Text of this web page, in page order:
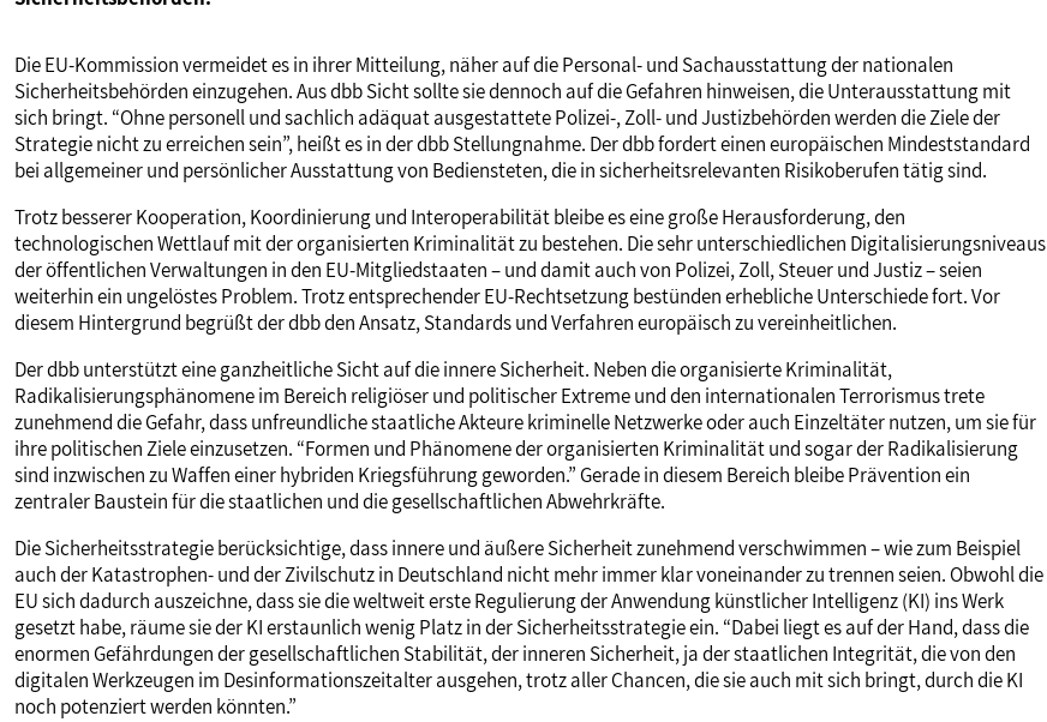
Die EU-Kommission vermeidet es in ihrer Mitteilung, näher auf die Personal- und Sachausstattung der nationalen
Sicherheitsbehörden einzugehen. Aus dbb Sicht sollte sie dennoch auf die Gefahren hinweisen, die Unterausstattung mit
sich bringt. “Ohne personell und sachlich adäquat ausgestattete Polizei-, Zoll- und Justizbehörden werden die Ziele der
Strategie nicht zu erreichen sein”, heißt es in der dbb Stellungnahme. Der dbb fordert einen europäischen Mindeststandard
bei allgemeiner und persönlicher Ausstattung von Bediensteten, die in sicherheitsrelevanten Risikoberufen tätig sind.
Trotz besserer Kooperation, Koordinierung und Interoperabilität bleibe es eine große Herausforderung, den
technologischen Wettlauf mit der organisierten Kriminalität zu bestehen. Die sehr unterschiedlichen Digitalisierungsniveaus
der öffentlichen Verwaltungen in den EU-Mitgliedstaaten – und damit auch von Polizei, Zoll, Steuer und Justiz – seien
weiterhin ein ungelöstes Problem. Trotz entsprechender EU-Rechtsetzung bestünden erhebliche Unterschiede fort. Vor
diesem Hintergrund begrüßt der dbb den Ansatz, Standards und Verfahren europäisch zu vereinheitlichen.
Der dbb unterstützt eine ganzheitliche Sicht auf die innere Sicherheit. Neben die organisierte Kriminalität,
Radikalisierungsphänomene im Bereich religiöser und politischer Extreme und den internationalen Terrorismus trete
zunehmend die Gefahr, dass unfreundliche staatliche Akteure kriminelle Netzwerke oder auch Einzeltäter nutzen, um sie für
ihre politischen Ziele einzusetzen. “Formen und Phänomene der organisierten Kriminalität und sogar der Radikalisierung
sind inzwischen zu Waffen einer hybriden Kriegsführung geworden.” Gerade in diesem Bereich bleibe Prävention ein
zentraler Baustein für die staatlichen und die gesellschaftlichen Abwehrkräfte.
Die Sicherheitsstrategie berücksichtige, dass innere und äußere Sicherheit zunehmend verschwimmen – wie zum Beispiel
auch der Katastrophen- und der Zivilschutz in Deutschland nicht mehr immer klar voneinander zu trennen seien. Obwohl die
EU sich dadurch auszeichne, dass sie die weltweit erste Regulierung der Anwendung künstlicher Intelligenz (KI) ins Werk
gesetzt habe, räume sie der KI erstaunlich wenig Platz in der Sicherheitsstrategie ein. “Dabei liegt es auf der Hand, dass die
enormen Gefährdungen der gesellschaftlichen Stabilität, der inneren Sicherheit, ja der staatlichen Integrität, die von den
digitalen Werkzeugen im Desinformationszeitalter ausgehen, trotz aller Chancen, die sie auch mit sich bringt, durch die KI
noch potenziert werden könnten.”